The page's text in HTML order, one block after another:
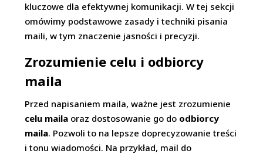
kluczowe dla efektywnej komunikacji. W tej sekcji
omówimy podstawowe zasady i techniki pisania
maili, w tym znaczenie jasności i precyzji.
Zrozumienie celu i odbiorcy
maila
Przed napisaniem maila, ważne jest zrozumienie
celu maila oraz dostosowanie go do odbiorcy
maila. Pozwoli to na lepsze doprecyzowanie treści
i tonu wiadomości. Na przykład, mail do